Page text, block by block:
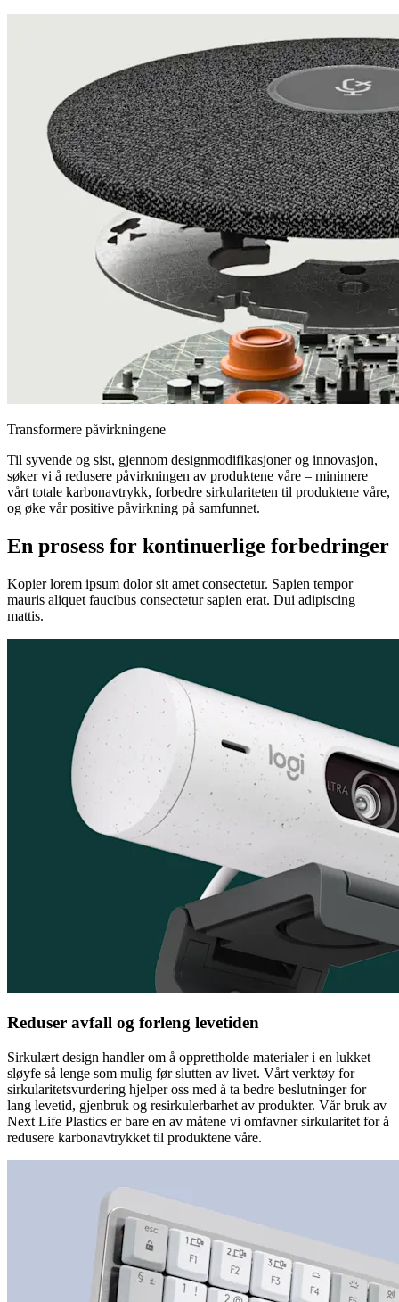
Transformere påvirkningene
Til syvende og sist, gjennom designmodifikasjoner og innovasjon,
søker vi å redusere påvirkningen av produktene våre – minimere
vårt totale karbonavtrykk, forbedre sirkulariteten til produktene våre,
og øke vår positive påvirkning på samfunnet.
En prosess for kontinuerlige forbedringer
Kopier lorem ipsum dolor sit amet consectetur. Sapien tempor
mauris aliquet faucibus consectetur sapien erat. Dui adipiscing
mattis.
Reduser avfall og forleng levetiden
Sirkulært design handler om å opprettholde materialer i en lukket
sløyfe så lenge som mulig før slutten av livet. Vårt verktøy for
sirkularitetsvurdering hjelper oss med å ta bedre beslutninger for
lang levetid, gjenbruk og resirkulerbarhet av produkter. Vår bruk av
Next Life Plastics er bare en av måtene vi omfavner sirkularitet for å
redusere karbonavtrykket til produktene våre.